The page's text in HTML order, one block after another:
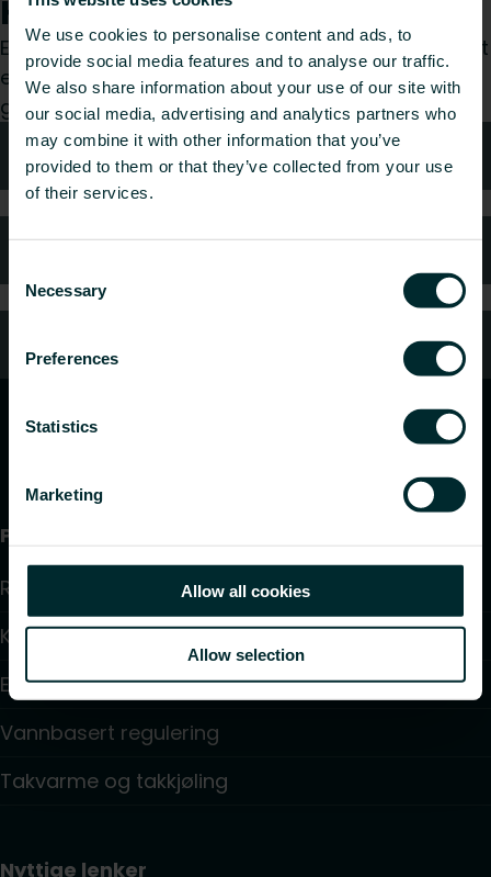
We use cookies to personalise content and ads, to
provide social media features and to analyse our traffic.
We also share information about your use of our site with
our social media, advertising and analytics partners who
may combine it with other information that you’ve
provided to them or that they’ve collected from your use
of their services.
Selection
Necessary
Preferences
Statistics
Marketing
Allow all cookies
Allow selection
Hvordan kan vi hjelpe deg?
Enten du er konsulent, installatør, arkitekt, grossist
eller sluttbruker, velg en kategori, så vil vi med
glede ta hånd om forespørselen din.
Teknisk rådgivning
FAQ (Ofte stilte spørsmål)
Kundeservice
Produkter
Radiatorer
Konvektorer og Viftekonvektorer
Elektrisk styring
Vannbasert regulering
Takvarme og takkjøling
Nyttige lenker